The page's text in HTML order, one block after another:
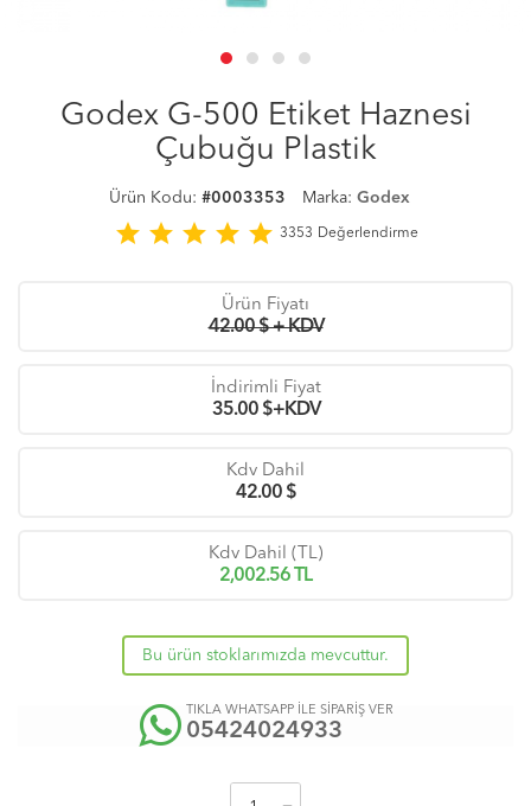
Godex G-500 Etiket Haznesi
Çubuğu Plastik
Ürün Kodu: #0003353 Marka: Godex
star star star star star 3353 Değerlendirme
Ürün Fiyatı
42.00 $ + KDV
İndirimli Fiyat
35.00$+KDV
Kdv Dahil
42.00$
Kdv Dahil (TL)
2,002.56 TL
Bu ürün stoklarımızda mevcuttur.
TIKLA WHATSAPP İLE SİPARİŞ VER
05424024933